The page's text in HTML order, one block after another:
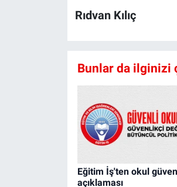
Rıdvan Kılıç
Bunlar da ilginizi
Eğitim İş'ten okul
açıklaması